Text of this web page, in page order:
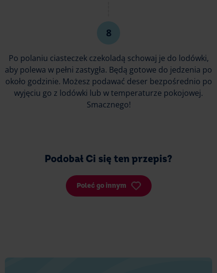
Po polaniu ciasteczek czekoladą schowaj je do lodówki,
aby polewa w pełni zastygła. Będą gotowe do jedzenia po
około godzinie. Możesz podawać deser bezpośrednio po
wyjęciu go z lodówki lub w temperaturze pokojowej.
Smacznego!
Podobał Ci się ten przepis?
Poleć go innym